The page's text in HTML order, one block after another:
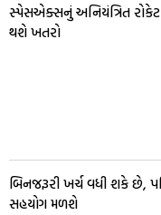
સ્પેસએક્સનું અનિયંત્રિત
થશે ખતરો
બિનજરૂરી ખર્ચ વધી શકે છે,
સહયોગ મળશે